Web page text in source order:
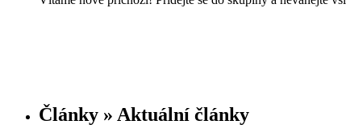
Články » Aktuální články